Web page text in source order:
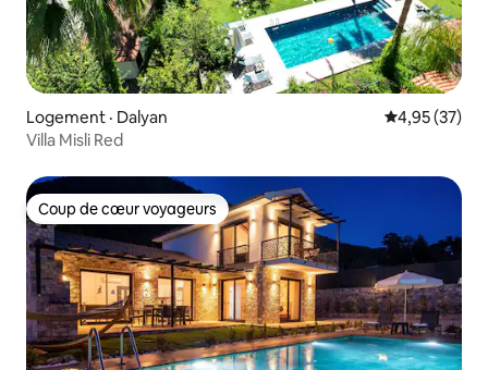
Logement · Dalyan Note
4,95 (37)
Villa Misli Red
Coup de cœur voyageurs
Coup de cœur voyageurs